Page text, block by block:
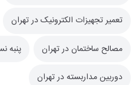
تعمیر تجهیزات الکترونیک در تهران
مصالح ساختمان در تهران پنبه
دوربین مداربسته در تهران